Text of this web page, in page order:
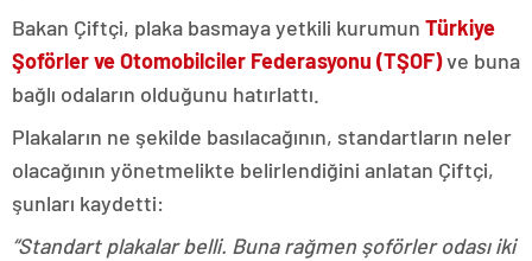
Bakan Çiftçi, plaka basmaya yetkili kurumun Türkiye
Şoförler ve Otomobilciler Federasyonu (TŞOF)ve buna
bağlı odaların olduğunu hatırlattı.
Plakaların ne şekilde basılacağının, standartların neler
olacağının yönetmelikte belirlendiğini anlatan Çiftçi,
şunları kaydetti:
“Standart plakalar belli. Buna rağmen şoförler odası iki